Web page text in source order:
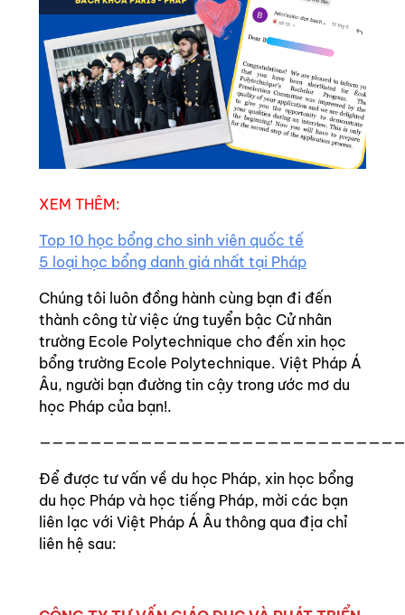
XEM THÊM:
Top 10 học bổng cho sinh viên quốc tế
5 loại học bổng danh giá nhất tại Pháp
Chúng tôi luôn đồng hành cùng bạn đi đến
thành công từ việc ứng tuyển bậc Cử nhân
trường Ecole Polytechnique cho đến xin học
bổng trường Ecole Polytechnique. Việt Pháp Á
Âu, người bạn đường tin cậy trong ước mơ du
học Pháp của bạn!.
Để được tư vấn về du học Pháp, xin học bổng
du học Pháp và học tiếng Pháp, mời các bạn
liên lạc với Việt Pháp Á Âu thông qua địa chỉ
liên hệ sau: